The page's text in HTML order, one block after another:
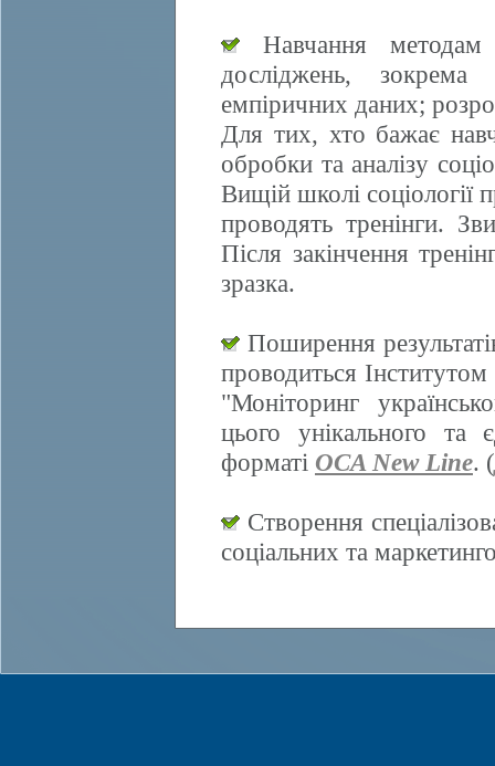
Навчання методам
досліджень, зокрема
емпіричних даних;
Для тих, хто бажає
обробки та аналізу
Вищій школі соціології
проводять тренінги.
Після закінчення
зразка.
Поширення
проводиться Інститутом
"Моніторинг
цього унікального та
форматі OCA New Line. (
Створення
соціальних та